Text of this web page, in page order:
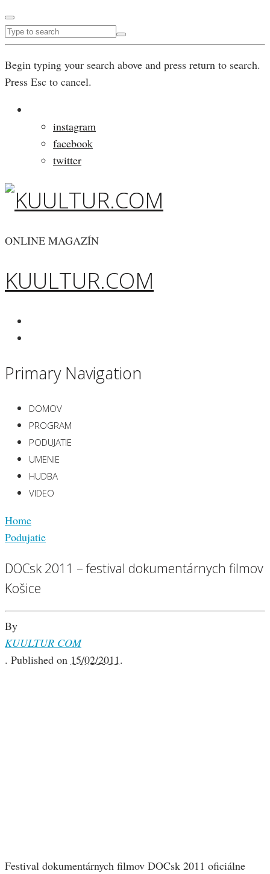
Begin typing your search above and press return to search.
Press Esc to cancel.
instagram
facebook
twitter
ONLINE MAGAZÍN
KUULTUR.COM
Primary Navigation
DOMOV
PROGRAM
PODUJATIE
UMENIE
HUDBA
VIDEO
Home
Podujatie
DOCsk 2011 – festival dokumentárnych filmov
Košice
By
KUULTUR COM
. Published on 15/02/2011.
Festival dokumentárnych filmov DOCsk 2011 oficiálne